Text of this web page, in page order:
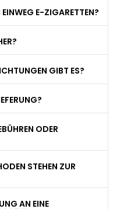
EINWEG E-ZIGARETTEN?
GIBT ES?
ODER
STEHEN ZUR
AN EINE